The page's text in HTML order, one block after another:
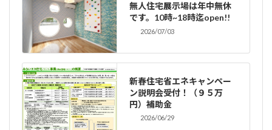
無人住宅展示場は年中無休
です。10時~18時迄open!!
2026/07/03
新春住宅省エネキャンペー
ン説明会受付！（９５万
円）補助金
2026/06/29